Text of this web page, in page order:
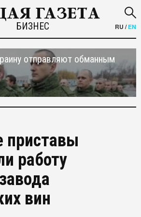
БИЗНЕС RU /EN
отправляют обманным
приставы
работу
вин